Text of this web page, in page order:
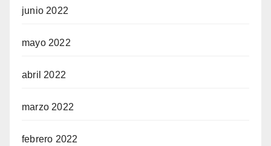
junio 2022
mayo 2022
abril 2022
marzo 2022
febrero 2022